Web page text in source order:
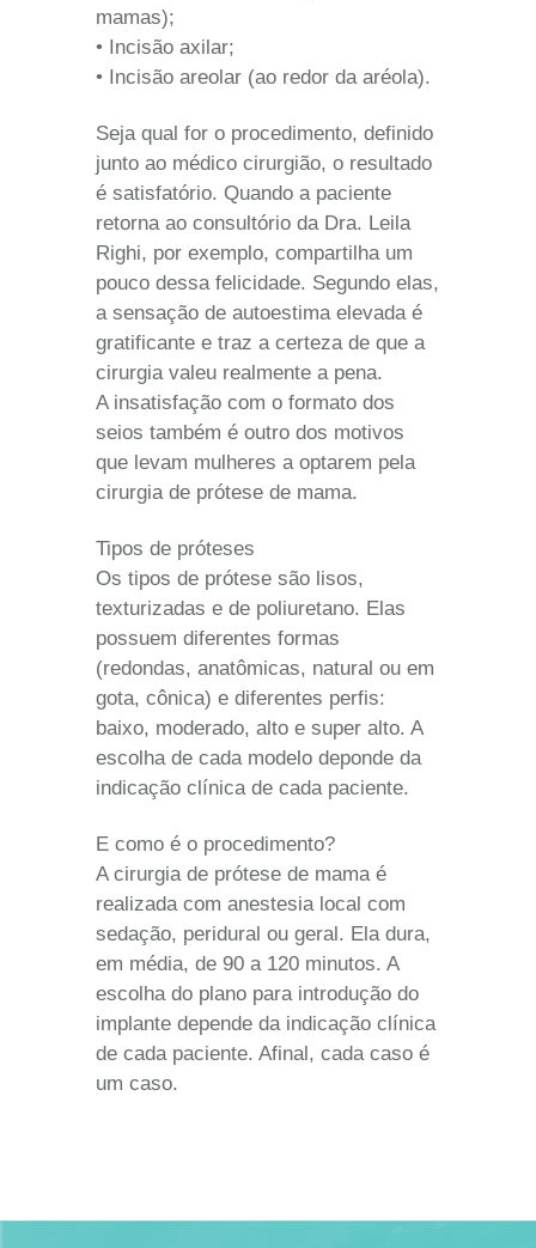
mamas);
• Incisão axilar;
• Incisão areolar (ao redor da aréola).
Seja qual for o procedimento, definido
junto ao médico cirurgião, o resultado
é satisfatório. Quando a paciente
retorna ao consultório da Dra. Leila
Righi, por exemplo, compartilha um
pouco dessa felicidade. Segundo elas,
a sensação de autoestima elevada é
gratificante e traz a certeza de que a
cirurgia valeu realmente a pena.
A insatisfação com o formato dos
seios também é outro dos motivos
que levam mulheres a optarem pela
cirurgia de prótese de mama.
Tipos de próteses
Os tipos de prótese são lisos,
texturizadas e de poliuretano. Elas
possuem diferentes formas
(redondas, anatômicas, natural ou em
gota, cônica) e diferentes perfis:
baixo, moderado, alto e super alto. A
escolha de cada modelo deponde da
indicação clínica de cada paciente.
E como é o procedimento?
A cirurgia de prótese de mama é
realizada com anestesia local com
sedação, peridural ou geral. Ela dura,
em média, de 90 a 120 minutos. A
escolha do plano para introdução do
implante depende da indicação clínica
de cada paciente. Afinal, cada caso é
um caso.